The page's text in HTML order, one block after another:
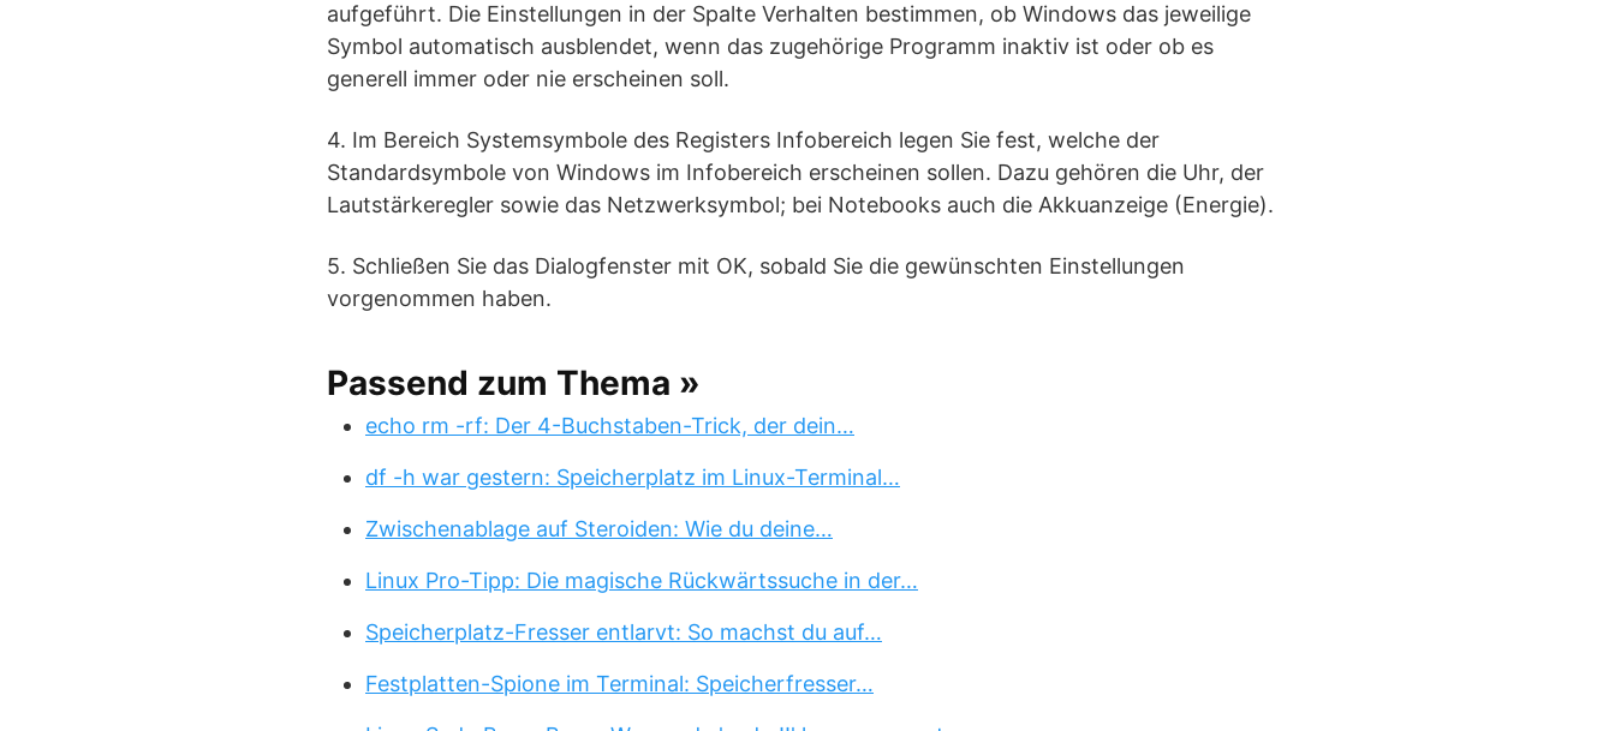
aufgeführt. Die Einstellungen in der Spalte Verhalten bestimmen, ob Windows das jeweilige
Symbol automatisch ausblendet, wenn das zugehörige Programm inaktiv ist oder ob es
generell immer oder nie erscheinen soll.
4. Im Bereich Systemsymbole des Registers Infobereich legen Sie fest, welche der
Standardsymbole von Windows im Infobereich erscheinen sollen. Dazu gehören die Uhr, der
Lautstärkeregler sowie das Netzwerksymbol; bei Notebooks auch die Akkuanzeige (Energie).
5. Schließen Sie das Dialogfenster mit OK, sobald Sie die gewünschten Einstellungen
vorgenommen haben.
Passend zum Thema »
echo rm -rf: Der 4-Buchstaben-Trick, der dein…
df -h war gestern: Speicherplatz im Linux-Terminal…
Zwischenablage auf Steroiden: Wie du deine…
Linux Pro-Tipp: Die magische Rückwärtssuche in der…
Speicherplatz-Fresser entlarvt: So machst du auf…
Festplatten-Spione im Terminal: Speicherfresser…